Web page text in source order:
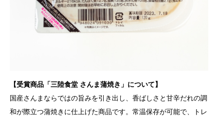
【受賞商品「三陸食堂 さんま蒲焼き」について】
国産さんまならではの旨みを引き出し、香ばしさと甘辛だれの調
和が際立つ蒲焼きに仕上げた商品です。常温保存が可能で、トレ